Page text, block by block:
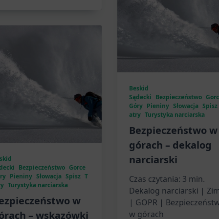
Beskid
Sądecki Bezpieczeństwo
Góry Pieniny Słowacja Spisz
atry Turystyka narciarska
Bezpieczeństwo w
górach – dekalog
narciarski
Czas czytania: 3 min.
Dekalog narciarski |
| GOPR |
w górach
Bezpieczeństwo Gorce
Pieniny Słowacja Spisz T
Turystyka narciarska
w
– wskazówki